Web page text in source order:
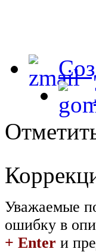
Уважаемые
ошибку в
+ Enter и